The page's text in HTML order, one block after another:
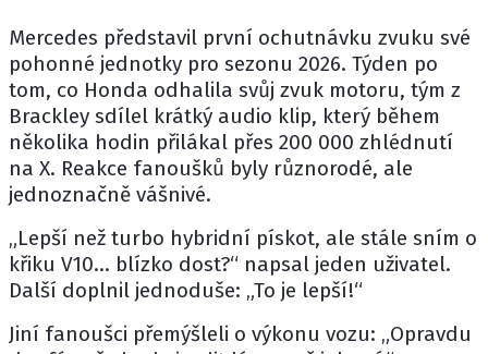
Mercedes představil první ochutnávku zvuku své
pohonné jednotky pro sezonu 2026. Týden po
tom, co Honda odhalila svůj zvuk motoru, tým z
Brackley sdílel krátký audio klip, který během
několika hodin přilákal přes 200 000 zhlédnutí
na X. Reakce fanoušků byly různorodé, ale
jednoznačně vášnivé.
„Lepší než turbo hybridní pískot, ale stále sním o
křiku V10… blízko dost?“ napsal jeden uživatel.
Další doplnil jednoduše: „To je lepší!“
Jiní fanoušci přemýšleli o výkonu vozu: „Opravdu